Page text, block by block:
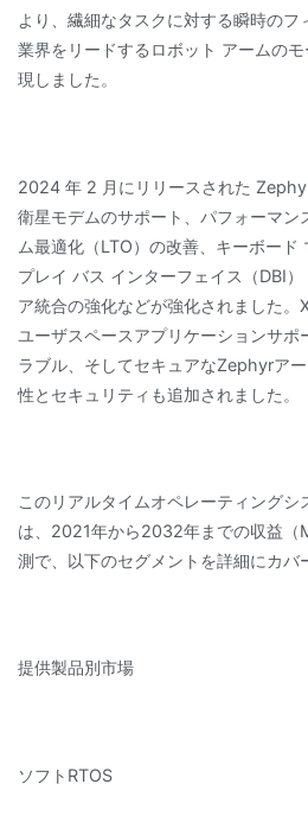
より、繊細なタスクに対する瞬時のフ
業界をリードするロボット アームの
現しました。
2024 年 2 月にリリースされた
衛星モデムのサポート、パフォーマン
ム最適化（LTO）の改善、キーボード
プレイ バス インターフェイス（DBI
ア統合の強化などが強化されました
ユーザスペースアプリケーションサポ
ラブル、そしてセキュアなZephyrア
性とセキュリティも追加されました。
このリアルタイムオペレーティングシ
は、2021年から2032年までの収益（
測で、以下のセグメントを詳細にカバ
提供製品別市場
ソフトRTOS